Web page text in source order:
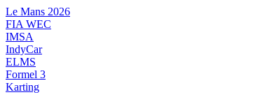
Videre
til
indhold
Le Mans 2026
FIA WEC
IMSA
IndyCar
ELMS
Formel 3
Karting